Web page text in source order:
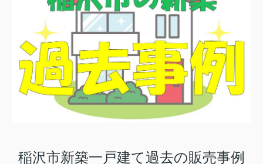
稲沢市新築一戸建て過去の販売事例